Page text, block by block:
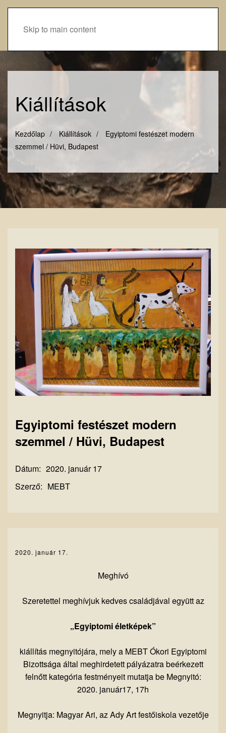
Skip to main content
Kiállítások
Kezdőlap Kiállítások
Egyiptomi festészet modern
szemmel / Hüvi, Budapest
Egyiptomi festészet modern
szemmel / Hüvi, Budapest
Dátum: 2020. január 17
Szerző: MEBT
2020. január 17.
Meghívó
Szeretettel meghívjuk kedves családjával együtt az
„Egyiptomi életképek”
kiállítás megnyitójára, mely a MEBT Ókori Egyiptomi
Bizottsága által meghirdetett pályázatra beérkezett
felnőtt kategória festményeit mutatja be Megnyitó:
2020. január17, 17h
Megnyitja: Magyar Ari, az Ady Art festőiskola vezetője